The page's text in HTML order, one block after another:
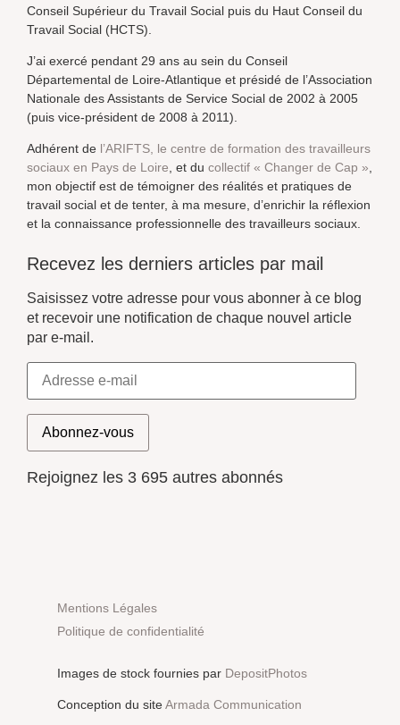
Conseil Supérieur du Travail Social puis du Haut Conseil du
Travail Social (HCTS).
J’ai exercé pendant 29 ans au sein du Conseil
Départemental de Loire-Atlantique et présidé de l’Association
Nationale des Assistants de Service Social de 2002 à 2005
(puis vice-président de 2008 à 2011).
Adhérent de l’ARIFTS, le centre de formation des travailleurs
sociaux en Pays de Loire , et du collectif « Changer de Cap »
mon objectif est de témoigner des réalités et pratiques de
travail social et de tenter, à ma mesure, d’enrichir la réflexion
et la connaissance professionnelle des travailleurs sociaux.
Recevez les derniers articles par mail
Saisissez votre adresse pour vous abonner à ce blog
et recevoir une notification de chaque nouvel article
par e-mail.
Abonnez-vous
Rejoignez les 3 695 autres abonnés
Mentions Légales
Politique de confidentialité
Images de stock fournies par DepositPhotos
Conception du siteArmada Communication